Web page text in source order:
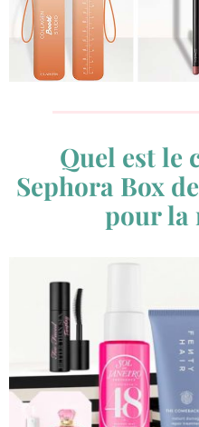
Quel est le
Sephora Box
pour la